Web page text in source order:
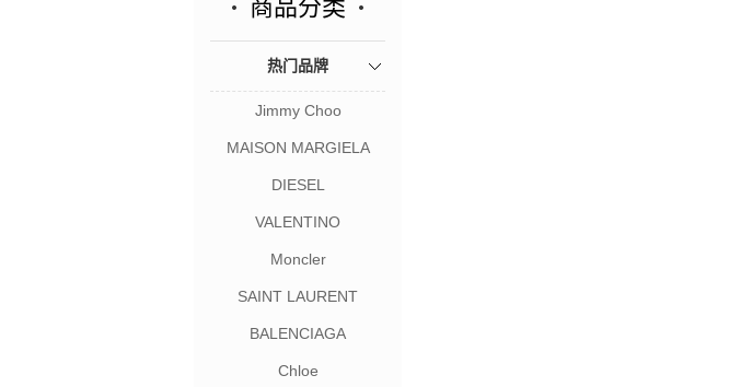
商品分类
热门品牌
Jimmy Choo
MAISON MARGIELA
DIESEL
VALENTINO
Moncler
SAINT LAURENT
BALENCIAGA
Chloe